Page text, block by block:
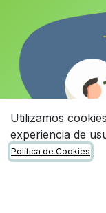
Utilizamos
experiencia de
Política de Cookies